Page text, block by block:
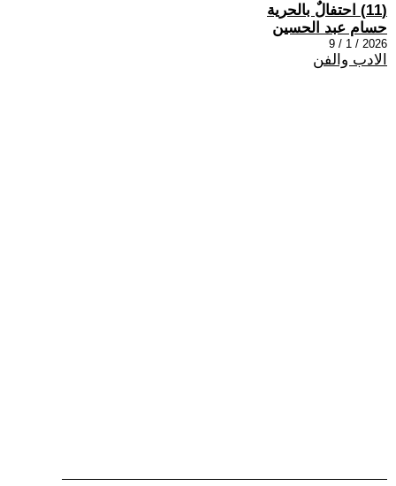
(11) احتفالٌ بالحرية
حسام عبد الحسين
2026 / 1 / 9
الادب والفن